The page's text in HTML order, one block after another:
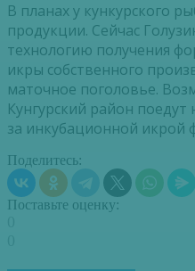
В планах у кункурского
продукции. Сейчас
технологию получения
икры собственного
маточное поголовье.
Кунгурский район
за инкубационной икрой
Поделитесь:
Поставьте оценку: